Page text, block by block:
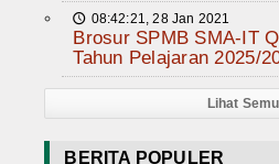
🕔 08:42:21, 28 Jan 2021
Brosur SPMB SMA-IT
Tahun Pelajaran 2025/
Lihat
BERITA POPULER